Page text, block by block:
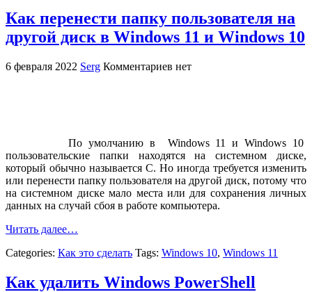
Как перенести папку пользователя на
другой диск в Windows 11 и Windows 10
6 февраля 2022 Serg Комментариев нет
По умолчанию в Windows 11 и Windows 10
пользовательские папки находятся на системном диске,
который обычно называется С. Но иногда требуется изменить
или перенести папку пользователя на другой диск, потому что
на системном диске мало места или для сохранения личных
данных на случай сбоя в работе компьютера.
Читать далее…
Categories: Как это сделать Tags: Windows 10, Windows 11
Как удалить Windows PowerShell